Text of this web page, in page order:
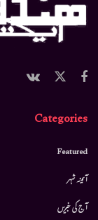
Categories
Featured
آئینہ شہر
آج کی خبریں